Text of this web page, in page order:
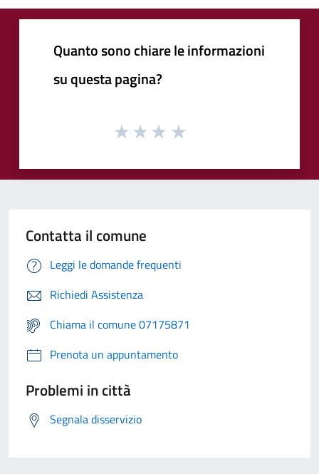
Quanto sono chiare le informazioni
su questa pagina?
Contatta il comune
Leggi le domande frequenti
Richiedi Assistenza
Chiama il comune 07175871
Prenota un appuntamento
Problemi in città
Segnala disservizio